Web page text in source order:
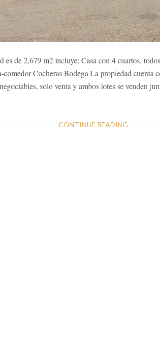
es de 2,679 m2 incluye: Casa con 4 cuartos,
Cocheras Bodega La propiedad cuenta
solo venta y ambos lotes se venden
CONTINUE READING ABOUT